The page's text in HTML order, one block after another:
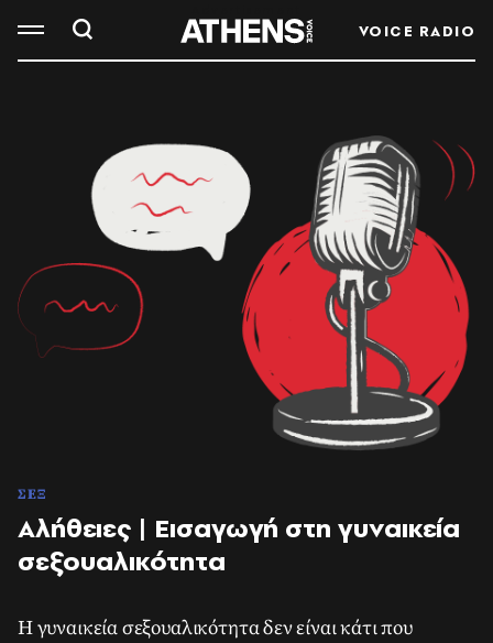
VOICE RADIO
ΣΕΞ
Αλήθειες | Εισαγωγή στη γυναικεία
σεξουαλικότητα
Η γυναικεία σεξουαλικότητα δεν είναι κάτι που